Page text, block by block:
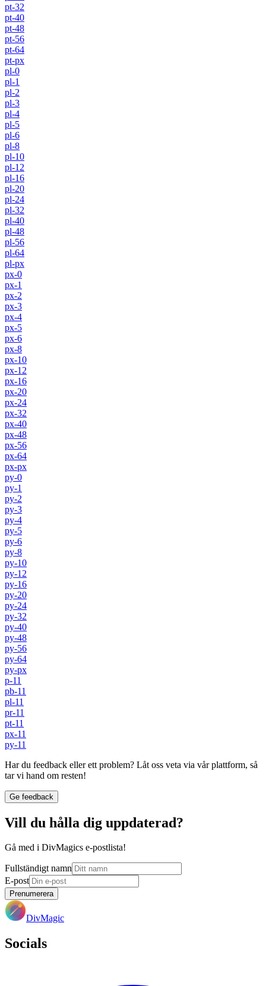
pt-32
pt-40
pt-48
pt-56
pt-64
pt-px
pl-0
pl-1
pl-2
pl-3
pl-4
pl-5
pl-6
pl-8
pl-10
pl-12
pl-16
pl-20
pl-24
pl-32
pl-40
pl-48
pl-56
pl-64
pl-px
px-0
px-1
px-2
px-3
px-4
px-5
px-6
px-8
px-10
px-12
px-16
px-20
px-24
px-32
px-40
px-48
px-56
px-64
px-px
py-0
py-1
py-2
py-3
py-4
py-5
py-6
py-8
py-10
py-12
py-16
py-20
py-24
py-32
py-40
py-48
py-56
py-64
py-px
p-11
pb-11
pl-11
pr-11
pt-11
px-11
py-11
Har du feedback eller ett problem? Låt oss veta via vår plattform, så
tar vi hand om resten!
Ge feedback
Vill du hålla dig uppdaterad?
Gå med i DivMagics e-postlista!
Fullständigt namn
E-post
Prenumerera
DivMagic
Socials